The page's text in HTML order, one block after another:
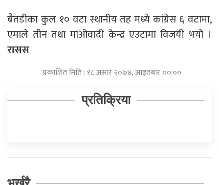
बैतडीका कुल १० वटा स्थानीय तह मध्ये कांग्रेस ६ वटामा,
एमाले तीन तथा माओवादी केन्द्र एउटामा विजयी भयो ।
रासस
प्रकाशित मिति : १८ असार २०७४, आइतबार ००:००
प्रतिक्रिया